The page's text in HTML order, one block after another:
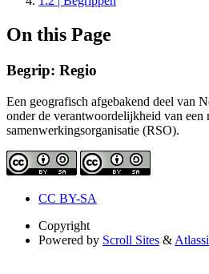
On this Page
Begrip: Regio
Een geografisch afgebakend deel van
onder de verantwoordelijkheid van een
samenwerkingsorganisatie (RSO).
CC BY-SA
Copyright
Powered by Scroll Sites &